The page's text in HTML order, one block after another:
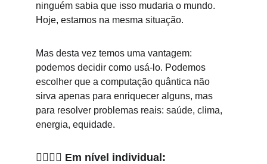
ninguém sabia que isso mudaria o mundo.
Hoje, estamos na mesma situação.
Mas desta vez temos uma vantagem:
podemos decidir como usá-lo. Podemos
escolher que a computação quântica não
sirva apenas para enriquecer alguns, mas
para resolver problemas reais: saúde, clima,
energia, equidade.
🧍‍♂️🧍‍♀️ Em nível individual: